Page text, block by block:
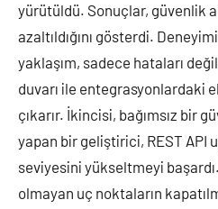
yürütüldü. Sonuçlar, güvenlik
azaltıldığını gösterdi.
yaklaşım, sadece hataları
duvarı ile entegrasyonlardaki
çıkarır. İkincisi, bağımsız bir
yapan bir geliştirici, REST API
seviyesini yükseltmeyi
olmayan uç noktaların